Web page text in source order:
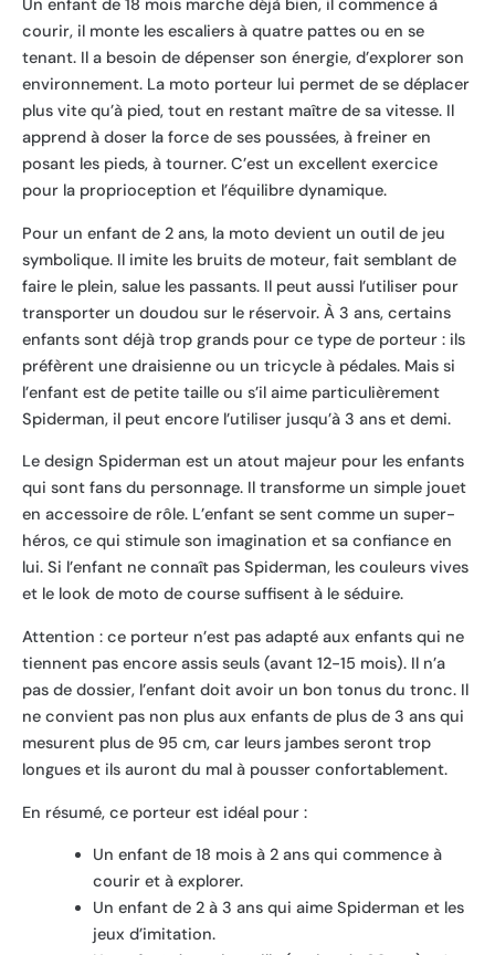
Un enfant de 18 mois marche déjà bien, il commence à
courir, il monte les escaliers à quatre pattes ou en se
tenant. Il a besoin de dépenser son énergie, d’explorer son
environnement. La moto porteur lui permet de se déplacer
plus vite qu’à pied, tout en restant maître de sa vitesse. Il
apprend à doser la force de ses poussées, à freiner en
posant les pieds, à tourner. C’est un excellent exercice
pour la proprioception et l’équilibre dynamique.
Pour un enfant de 2 ans, la moto devient un outil de jeu
symbolique. Il imite les bruits de moteur, fait semblant de
faire le plein, salue les passants. Il peut aussi l’utiliser pour
transporter un doudou sur le réservoir. À 3 ans, certains
enfants sont déjà trop grands pour ce type de porteur : ils
préfèrent une draisienne ou un tricycle à pédales. Mais si
l’enfant est de petite taille ou s’il aime particulièrement
Spiderman, il peut encore l’utiliser jusqu’à 3 ans et demi.
Le design Spiderman est un atout majeur pour les enfants
qui sont fans du personnage. Il transforme un simple jouet
en accessoire de rôle. L’enfant se sent comme un super-
héros, ce qui stimule son imagination et sa confiance en
lui. Si l’enfant ne connaît pas Spiderman, les couleurs vives
et le look de moto de course suffisent à le séduire.
Attention : ce porteur n’est pas adapté aux enfants qui ne
tiennent pas encore assis seuls (avant 12-15 mois). Il n’a
pas de dossier, l’enfant doit avoir un bon tonus du tronc. Il
ne convient pas non plus aux enfants de plus de 3 ans qui
mesurent plus de 95 cm, car leurs jambes seront trop
longues et ils auront du mal à pousser confortablement.
En résumé, ce porteur est idéal pour :
Un enfant de 18 mois à 2 ans qui commence à
courir et à explorer.
Un enfant de 2 à 3 ans qui aime Spiderman et les
jeux d’imitation.